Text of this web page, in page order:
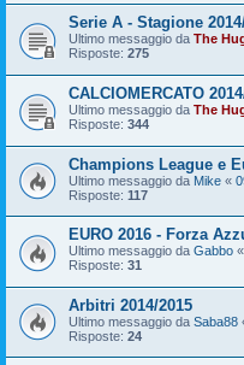
Serie A - Stagione
Ultimo messaggio da The
Risposte: 275
CALCIOMERCATO
Ultimo messaggio da The
Risposte: 344
Champions League e
Ultimo messaggio da Mike «
Risposte: 117
EURO 2016 - Forza
Ultimo messaggio da Gabbo «
Risposte: 31
Arbitri 2014/2015
Ultimo messaggio da Saba88
Risposte: 24